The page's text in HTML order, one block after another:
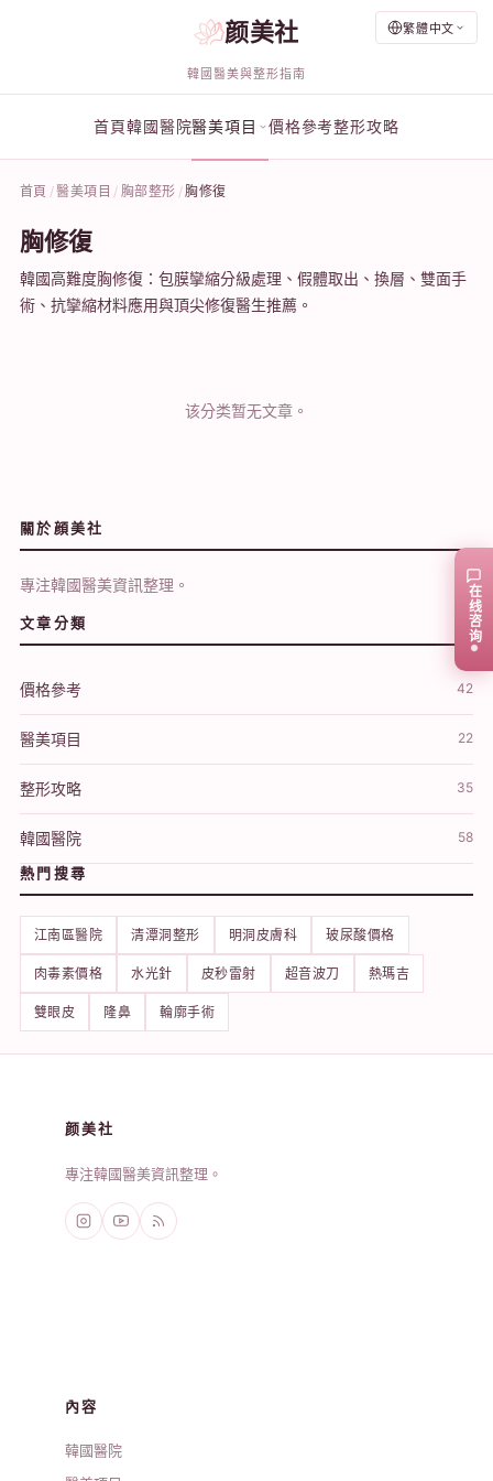
繁體中文
颜美社
韓國醫美與整形指南
首頁韓國醫院醫美項目 價格參考整形攻略
首頁 醫美項目 胸部整形 胸修復
胸修復
韓國高難度胸修復：包膜攣縮分級處理、假體取出、換層、雙面手
術、抗攣縮材料應用與頂尖修復醫生推薦。
该分类暂无文章。
關於顔美社
專注韓國醫美資訊整理。
文章分類
價格參考 42
醫美項目 22
整形攻略 35
韓國醫院 58
熱門搜尋
江南區醫院 清潭洞整形 明洞皮膚科 玻尿酸價格
肉毒素價格 水光針 皮秒雷射 超音波刀 熱瑪吉
雙眼皮 隆鼻 輪廓手術
颜美社
專注韓國醫美資訊整理。
內容
韓國醫院
在线咨询